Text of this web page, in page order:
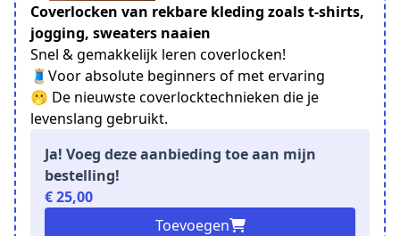
Coverlocken van rekbare kleding zoals t-shirts,
jogging, sweaters naaien
Snel & gemakkelijk leren coverlocken!
🧵Voor absolute beginners of met ervaring
🫢 De nieuwste coverlocktechnieken die je
levenslang gebruikt.
Ja! Voeg deze aanbieding toe aan mijn
bestelling!
€ 25,00
Toevoegen